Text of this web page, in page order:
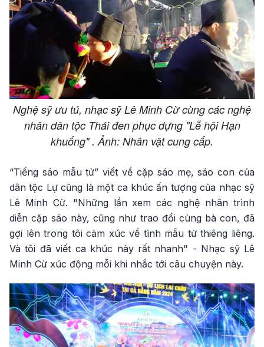
Nghệ sỹ ưu tú, nhạc sỹ Lê Minh Cừ cùng các nghệ
nhân dân tộc Thái đen phục dựng "Lễ hội Hạn
khuống" . Ảnh: Nhân vật cung cấp.
“Tiếng sáo mẫu tử” viết về cặp sáo mẹ, sáo con của
dân tộc Lự cũng là một ca khúc ấn tượng của nhạc sỹ
Lê Minh Cừ. "Những lần xem các nghệ nhân trình
diễn cặp sáo này, cũng như trao đổi cùng bà con, đã
gợi lên trong tôi cảm xúc về tình mẫu tử thiêng liêng.
Và tôi đã viết ca khúc này rất nhanh" - Nhạc sỹ Lê
Minh Cừ xúc động mỗi khi nhắc tới câu chuyện này.